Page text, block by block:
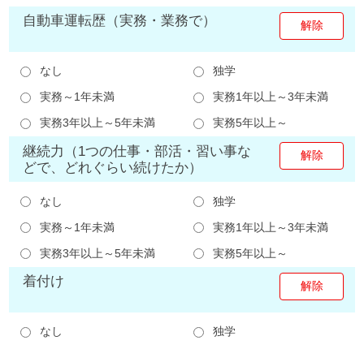
自動車運転歴（実務・業務で）
なし
独学
実務～1年未満
実務1年以上～3年未満
実務3年以上～5年未満
実務5年以上～
継続力（1つの仕事・部活・習い事な
どで、どれぐらい続けたか）
なし
独学
実務～1年未満
実務1年以上～3年未満
実務3年以上～5年未満
実務5年以上～
着付け
なし
独学